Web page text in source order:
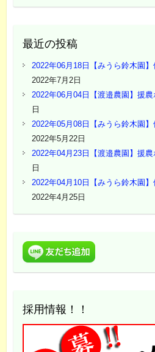
最近の投稿
2022年06月18日【みうら鈴木園
2022年7月2日
2022年06月04日【渡邉農園】援
日
2022年05月08日【みうら鈴木園
2022年5月22日
2022年04月23日【渡邉農園】援
日
2022年04月10日【みうら鈴木園
2022年4月25日
採用情報！！